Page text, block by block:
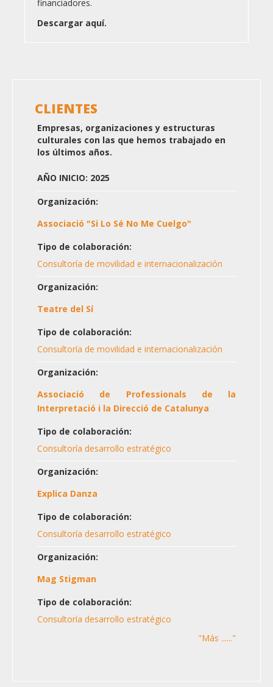
financiadores.
Descargar aquí.
CLIENTES
Empresas, organizaciones y estructuras
culturales con las que hemos trabajado en
los últimos años.
AÑO INICIO: 2025
Organización:
Associació "Si Lo Sé No Me Cuelgo"
Tipo de colaboración:
Consultoría de movilidad e internacionalización
Organización:
Teatre del Sí
Tipo de colaboración:
Consultoría de movilidad e internacionalización
Organización:
Associació de Professionals de la
Interpretació i la Direcció de Catalunya
Tipo de colaboración:
Consultoría desarrollo estratégico
Organización:
Explica Danza
Tipo de colaboración:
Consultoría desarrollo estratégico
Organización:
Mag Stigman
Tipo de colaboración:
Consultoría desarrollo estratégico
"Más ......"